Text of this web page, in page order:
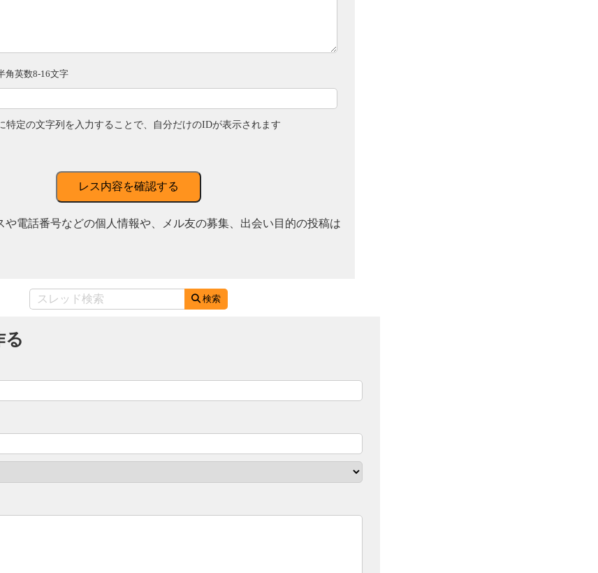
角英数8-16文字
特定の文字列を入力することで、自分だけのIDが表示されます
レス内容を確認する
電話番号などの個人情報や、メル友の募集、出会い目的の投稿は
検索
る